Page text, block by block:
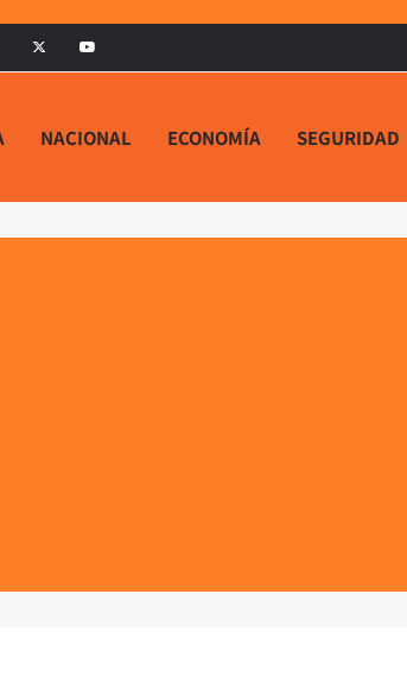
NACIONAL ECONOMÍA SEGURIDAD